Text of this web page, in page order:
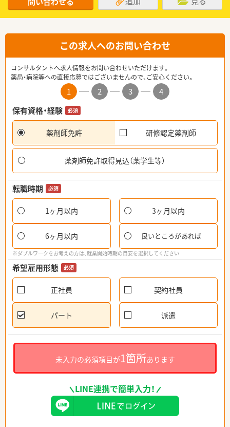
この求人へのお問い合わせ
コンサルタントへ求人情報をお問い合わせいただけます。
薬局・病院等への直接応募ではございませんので、ご安心ください。
1 2 3
4
保有資格・経験
必須
薬剤師免許 研修認定薬剤師
薬剤師免許取得見込（薬学生等）
転職時期 必須
1ヶ月以内 3ヶ月以内
6ヶ月以内 良いところがあれば
※ダブルワークをお考えの方は、就業開始時期の目安を選択してください
希望雇用形態 必須
正社員 契約社員
パート 派遣
未入力の必須項目が1箇所あります
LINE連携で簡単入力！